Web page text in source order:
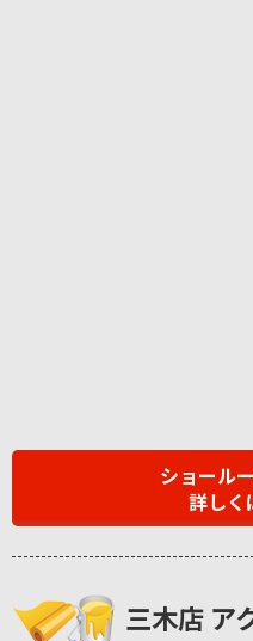
ショール
詳しく
三木店 ア